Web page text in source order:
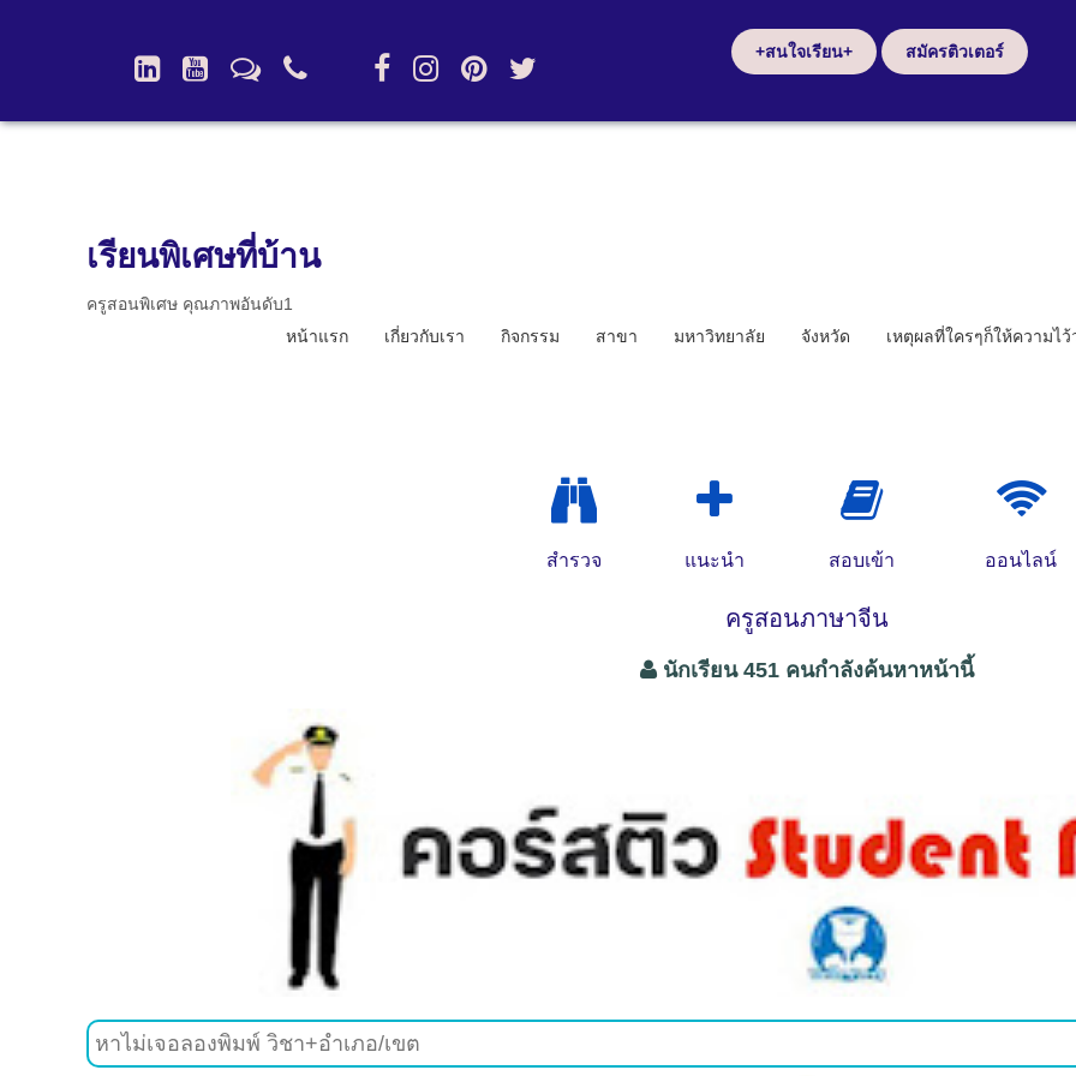
+สนใจเรียน+ สมัครติวเตอร์
เรียนพิเศษที่บ้าน
ครูสอนพิเศษ คุณภาพอันดับ1
หน้าแรก
เกี่ยวกับเรา กิจกรรม สาขา มหาวิทยาลัย จังหวัด เหตุผลที่ใครๆก็ให้ความไว้
สำรวจ แนะนำ สอบเข้า ออนไลน์
ครูสอนภาษาจีน
นักเรียน 451 คนกำลังค้นหาหน้านี้